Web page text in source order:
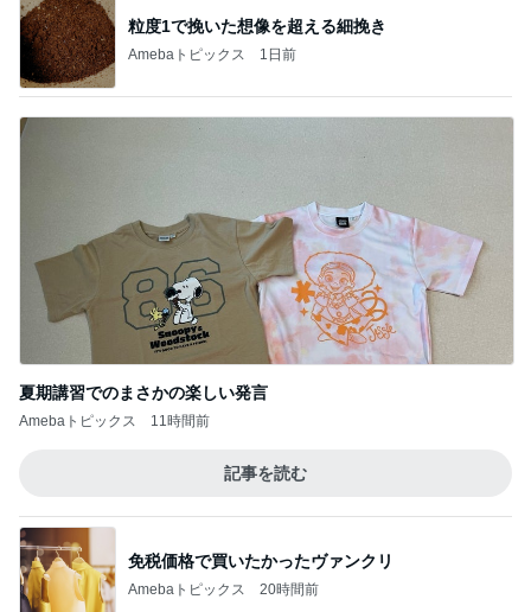
粒度1で挽いた想像を超える細挽き
Amebaトピックス 1日前
夏期講習でのまさかの楽しい発言
Amebaトピックス 11時間前
記事を読む
免税価格で買いたかったヴァンクリ
Amebaトピックス 20時間前